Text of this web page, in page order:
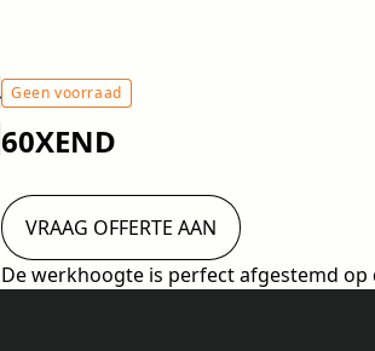
Geen voorraad
60XEND
De werkhoogte is perfect afgestemd
VRAAG OFFERTE AAN